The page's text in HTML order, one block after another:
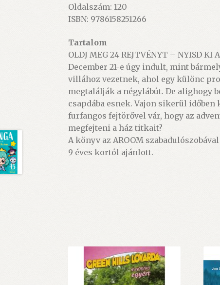
Oldalszám: 120
ISBN: 9786158251266
Tartalom
OLDJ MEG 24 REJTVÉNYT – NYISD KI
December 21-e úgy indult, mint
villához vezetnek, ahol egy különc
megtalálják a négylábút. De alighogy
csapdába esnek. Vajon sikerül
furfangos fejtörővel vár, hogy az
megfejteni a ház titkait?
A könyv az AROOM
9 éves kortól ajánlott.